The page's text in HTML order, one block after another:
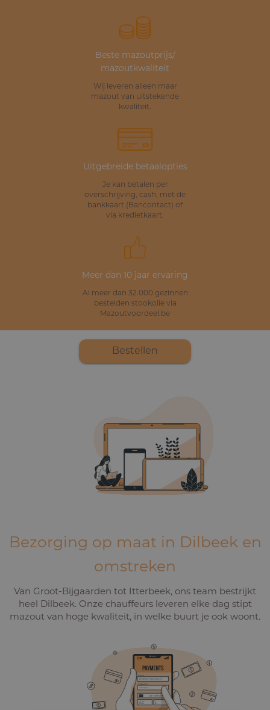
Beste mazoutprijs/
mazoutkwaliteit
Wij leveren alleen maar
mazout van uitstekende
kwaliteit.
Uitgebreide betaalopties
Je kan betalen per
overschrijving, cash, met de
bankkaart (Bancontact) of
via kredietkaart.
Meer dan 10 jaar ervaring
Al meer dan 32.000 gezinnen
bestelden stookolie via
Mazoutvoordeel.be
Bestellen
Bezorging op maat in Dilbeek en
omstreken
Van Groot-Bijgaarden tot Itterbeek, ons team bestrijkt
heel Dilbeek. Onze chauffeurs leveren elke dag stipt
mazout van hoge kwaliteit, in welke buurt je ook woont.